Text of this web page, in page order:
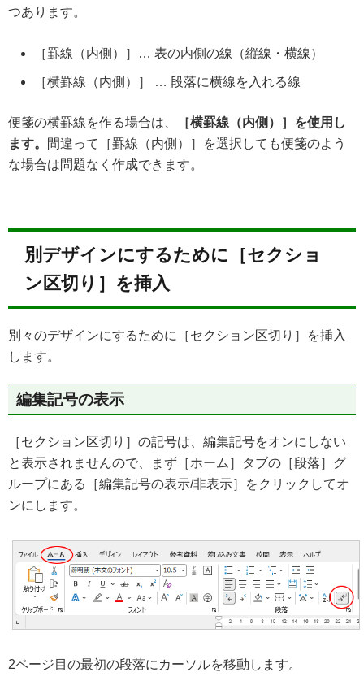
つあります。
［罫線（内側）］… 表の内側の線（縦線・横線）
［横罫線（内側）］ … 段落に横線を入れる線
便箋の横罫線を作る場合は、
［横罫線（内側）］を使用し
ます。
間違って［罫線（内側）］を選択しても便箋のよう
な場合は問題なく作成できます。
別デザインにするために［セクショ
ン区切り］を挿入
別々のデザインにするために［セクション区切り］を挿入
します。
編集記号の表示
［セクション区切り］の記号は、編集記号をオンにしない
と表示されませんので、まず［ホーム］タブの［段落］グ
ループにある［編集記号の表示/非表示］をクリックしてオ
ンにします。
2ページ目の最初の段落にカーソルを移動します。